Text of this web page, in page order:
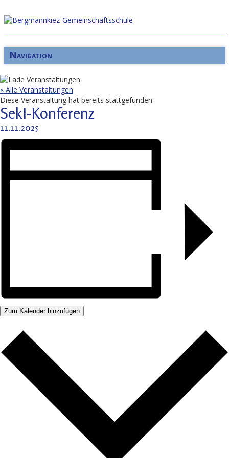
Navigation
« Alle Veranstaltungen
Diese Veranstaltung hat bereits stattgefunden.
SekI-Konferenz
11.11.2025
Zum Kalender hinzufügen